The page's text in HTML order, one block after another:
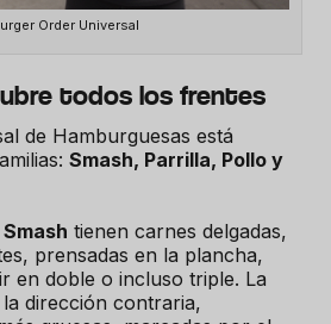
Order Universal
todos los frentes
de Hamburguesas está
Smash, Parrilla, Pollo y
Smash tienen carnes delgadas,
prensadas en la plancha,
en doble o incluso triple. La
dirección contraria,